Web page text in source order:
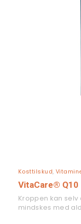
Kosttilskud,
VitaCare® Q10
Kroppen kan selv
mindskes med